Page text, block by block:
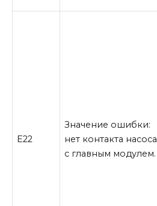
Е22
Значение ошибки:
нет контакта насоса
с главным модулем.